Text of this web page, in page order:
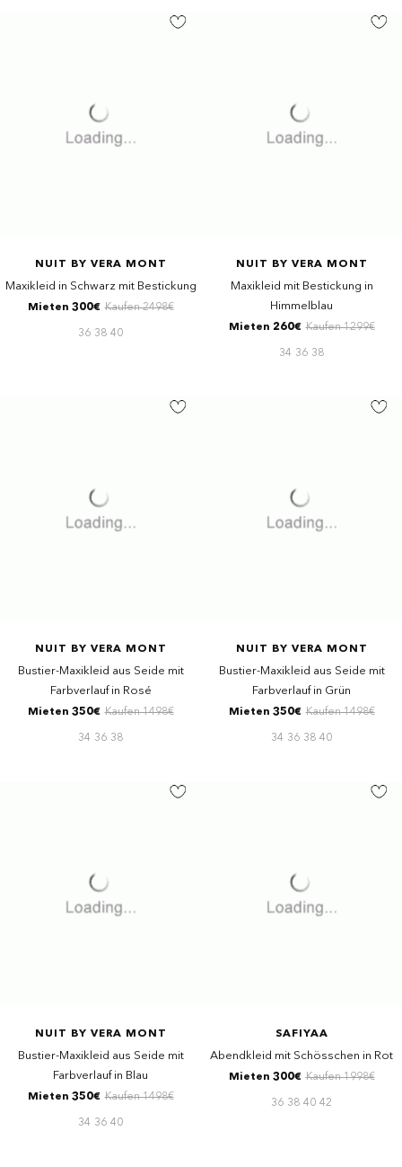
NUIT BY VERA MONT
Maxikleid in Schwarz mit Bestickung
Mieten 300€ Kaufen 2498€
36 38 40
NUIT BY VERA MONT
Maxikleid mit Bestickung in
Himmelblau
Mieten 260€ Kaufen 1299€
34 36 38
NUIT BY VERA MONT
Bustier-Maxikleid aus Seide mit
Farbverlauf in Rosé
Mieten 350€ Kaufen 1498€
34 36 38
NUIT BY VERA MONT
Bustier-Maxikleid aus Seide mit
Farbverlauf in Grün
Mieten 350€ Kaufen 1498€
34 36 38 40
NUIT BY VERA MONT
Bustier-Maxikleid aus Seide mit
Farbverlauf in Blau
Mieten 350€ Kaufen 1498€
34 36 40
SAFIYAA
Abendkleid mit Schösschen in Rot
Mieten 300€ Kaufen 1998€
36 38 40 42